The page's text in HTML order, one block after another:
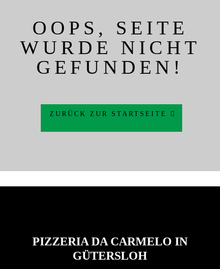
OOPS, SEITE
WURDE NICHT
GEFUNDEN!
ZURÜCK ZUR STARTSEITE
PIZZERIA DA CARMELO IN
GÜTERSLOH